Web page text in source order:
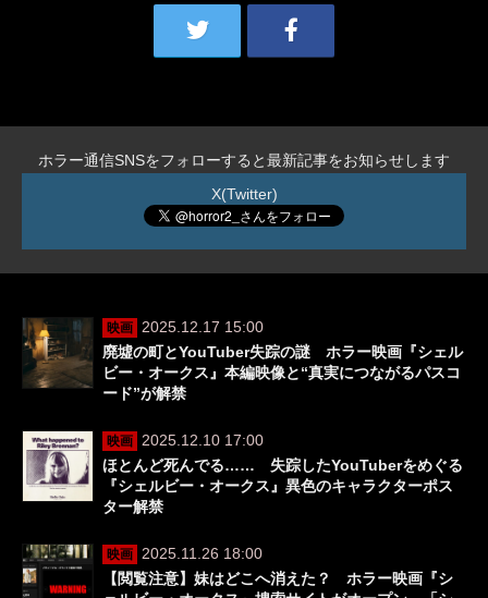
ホラー通信SNSをフォローすると最新記事をお知らせします
X(Twitter)
映画
2025.12.17 15:00
廃墟の町とYouTuber失踪の謎 ホラー映画『シェル
ビー・オークス』本編映像と“真実につながるパスコ
ード”が解禁
映画
2025.12.10 17:00
ほとんど死んでる…… 失踪したYouTuberをめぐる
『シェルビー・オークス』異色のキャラクターポス
ター解禁
映画
2025.11.26 18:00
【閲覧注意】妹はどこへ消えた？ ホラー映画『シ